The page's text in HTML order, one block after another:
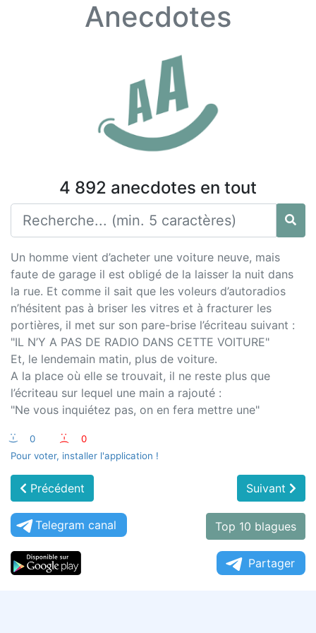
Anecdotes
4 892 anecdotes en tout
Un homme vient d’acheter une voiture neuve, mais
faute de garage il est obligé de la laisser la nuit dans
la rue. Et comme il sait que les voleurs d’autoradios
n’hésitent pas à briser les vitres et à fracturer les
portières, il met sur son pare-brise l’écriteau suivant :
"IL N’Y A PAS DE RADIO DANS CETTE VOITURE"
Et, le lendemain matin, plus de voiture.
A la place où elle se trouvait, il ne reste plus que
l’écriteau sur lequel une main a rajouté :
"Ne vous inquiétez pas, on en fera mettre une"
:-) 0 :-(
0
Pour voter, installer l'application !
Précédent Suivant
Telegram canal Top 10 blagues
Partager